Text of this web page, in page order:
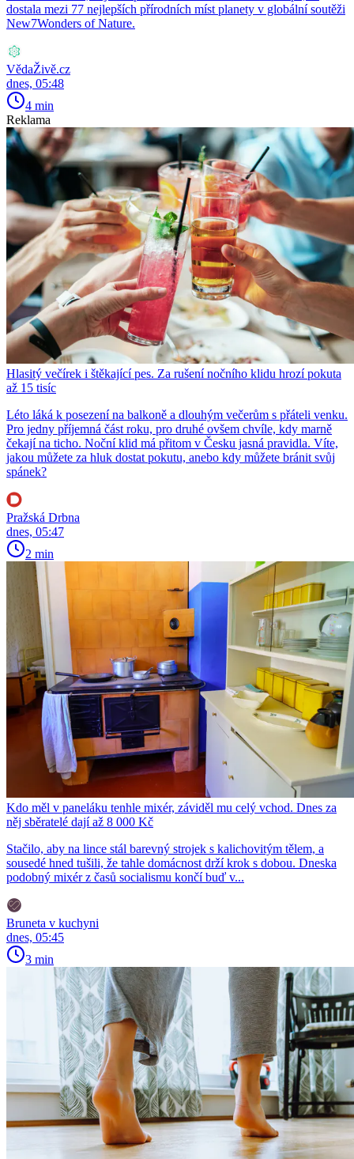
dostala mezi 77 nejlepších přírodních míst planety v globální soutěži
New7Wonders of Nature.
VědaŽivě.cz
dnes, 05:48
4 min
Reklama
Hlasitý večírek i štěkající pes. Za rušení nočního klidu hrozí pokuta
až 15 tisíc
Léto láká k posezení na balkoně a dlouhým večerům s přáteli venku.
Pro jedny příjemná část roku, pro druhé ovšem chvíle, kdy marně
čekají na ticho. Noční klid má přitom v Česku jasná pravidla. Víte,
jakou můžete za hluk dostat pokutu, anebo kdy můžete bránit svůj
spánek?
Pražská Drbna
dnes, 05:47
2 min
Kdo měl v paneláku tenhle mixér, záviděl mu celý vchod. Dnes za
něj sběratelé dají až 8 000 Kč
Stačilo, aby na lince stál barevný strojek s kalichovitým tělem, a
sousedé hned tušili, že tahle domácnost drží krok s dobou. Dneska
podobný mixér z časů socialismu končí buď v...
Bruneta v kuchyni
dnes, 05:45
3 min